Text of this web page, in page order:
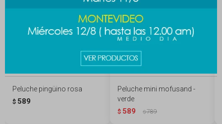
Peluche pingüino rosa
$ 589
Peluche mini mofusand -
verde
$ 589 $789